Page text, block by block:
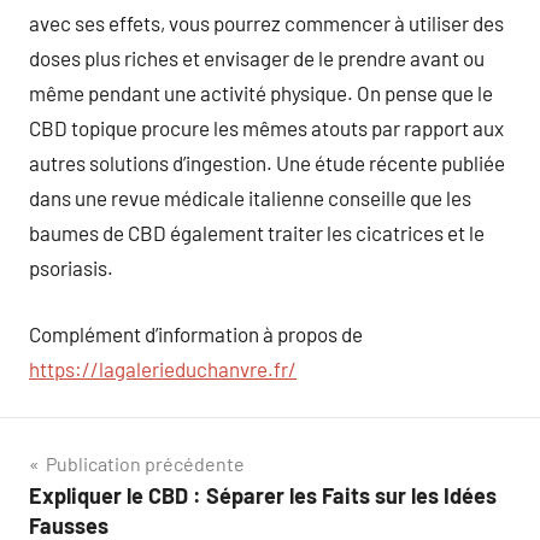
avec ses effets, vous pourrez commencer à utiliser des
doses plus riches et envisager de le prendre avant ou
même pendant une activité physique. On pense que le
CBD topique procure les mêmes atouts par rapport aux
autres solutions d’ingestion. Une étude récente publiée
dans une revue médicale italienne conseille que les
baumes de CBD également traiter les cicatrices et le
psoriasis.
Complément d’information à propos de
https://lagalerieduchanvre.fr/
Navigation
de
Publication précédente
Expliquer le CBD : Séparer les Faits sur les Idées
Fausses